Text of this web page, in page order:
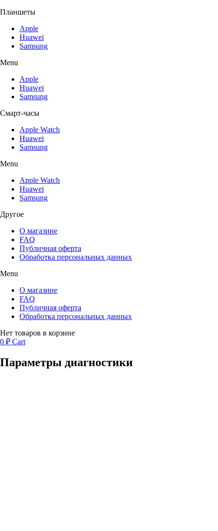
Планшеты
Apple
Huawei
Samsung
Menu
Apple
Huawei
Samsung
Смарт-часы
Apple Watch
Huawei
Samsung
Menu
Apple Watch
Huawei
Samsung
Другое
О магазине
FAQ
Публичная оферта
Обработка персональных данных
Menu
О магазине
FAQ
Публичная оферта
Обработка персональных данных
Нет товаров в корзине
0 ₽ Cart
Параметры диагностики